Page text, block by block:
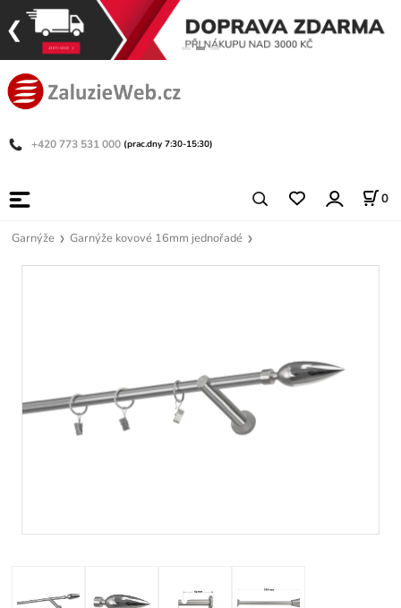
+420 773 531 000 (prac.dny 7:30-15:30)
0
Garnýže Garnýže kovové 16mm jednořadé